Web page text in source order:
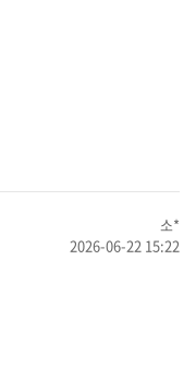
소*
2026-06-22 15:22